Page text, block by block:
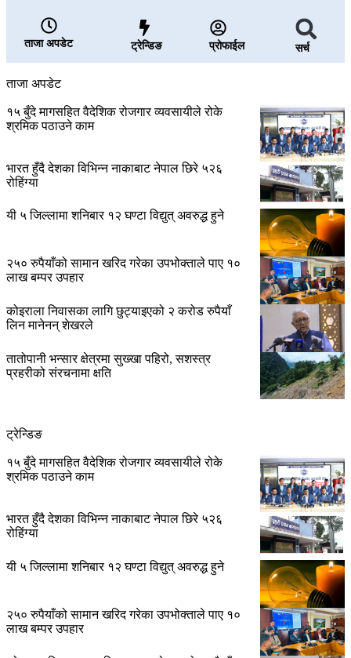
ताजा अपडेट ट्रेन्डिङ प्रोफाईल सर्च
ताजा अपडेट
१५ बुँदे मागसहित वैदेशिक रोजगार व्यवसायीले रोके
श्रमिक पठाउने काम
भारत हुँदै देशका विभिन्न नाकाबाट नेपाल छिरे ५२६
रोहिंग्या
यी ५ जिल्लामा शनिबार १२ घण्टा विद्युत् अवरुद्ध हुने
२५० रुपैयाँको सामान खरिद गरेका उपभोक्ताले पाए १०
लाख बम्पर उपहार
कोइराला निवासका लागि छुट्याइएको २ करोड रुपैयाँ
लिन मानेनन् शेखरले
तातोपानी भन्सार क्षेत्रमा सुख्खा पहिरो, सशस्त्र
प्रहरीको संरचनामा क्षति
ट्रेन्डिङ
१५ बुँदे मागसहित वैदेशिक रोजगार व्यवसायीले रोके
श्रमिक पठाउने काम
भारत हुँदै देशका विभिन्न नाकाबाट नेपाल छिरे ५२६
रोहिंग्या
यी ५ जिल्लामा शनिबार १२ घण्टा विद्युत् अवरुद्ध हुने
२५० रुपैयाँको सामान खरिद गरेका उपभोक्ताले पाए १०
लाख बम्पर उपहार